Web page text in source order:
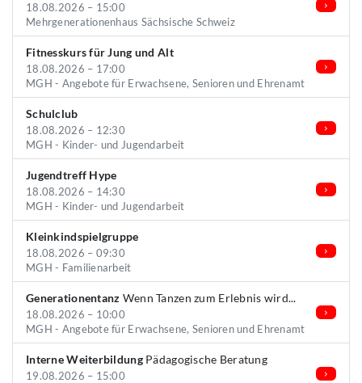
18.08.2026 – 15:00
Mehrgenerationenhaus Sächsische Schweiz
Fitnesskurs für Jung und Alt
18.08.2026 – 17:00
MGH - Angebote für Erwachsene, Senioren und Ehrenamt
Schulclub
18.08.2026 – 12:30
MGH - Kinder- und Jugendarbeit
Jugendtreff Hype
18.08.2026 – 14:30
MGH - Kinder- und Jugendarbeit
Kleinkindspielgruppe
18.08.2026 – 09:30
MGH - Familienarbeit
Generationentanz Wenn Tanzen zum Erlebnis wird...
18.08.2026 – 10:00
MGH - Angebote für Erwachsene, Senioren und Ehrenamt
Interne WeiterbildungPädagogische Beratung
19.08.2026 – 15:00